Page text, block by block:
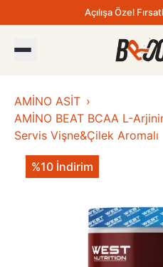
Açılışa Özel
AMİNO ASİT
AMİNO BEAT BCAA L-
Servis Vişne&Çilek Aromalı
%10 İndirim